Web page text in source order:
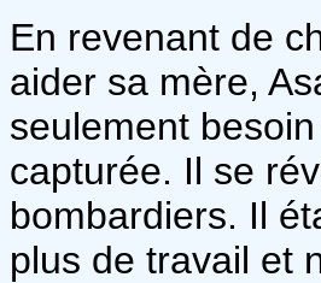
En revenant de
aider sa mère,
seulement
capturée. Il se
bombardiers. Il
plus de travail et